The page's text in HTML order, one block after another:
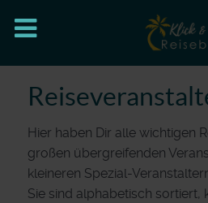
Hier haben Dir alle wichtigen
großen übergreifenden
kleineren Spezial-
Sie sind alphabetisch sortiert,